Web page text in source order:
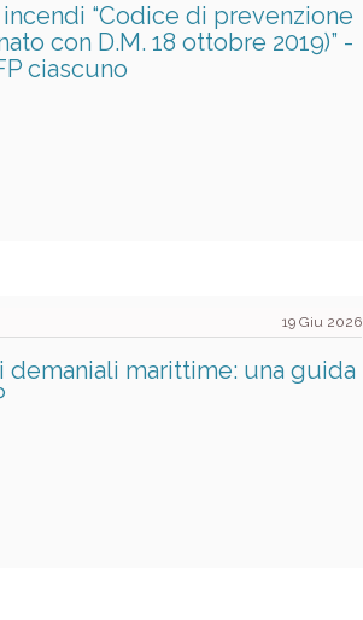
“Codice di prevenzione
con D.M. 18 ottobre 2019)” -
ciascuno
19 Giu 2026
marittime: una guida